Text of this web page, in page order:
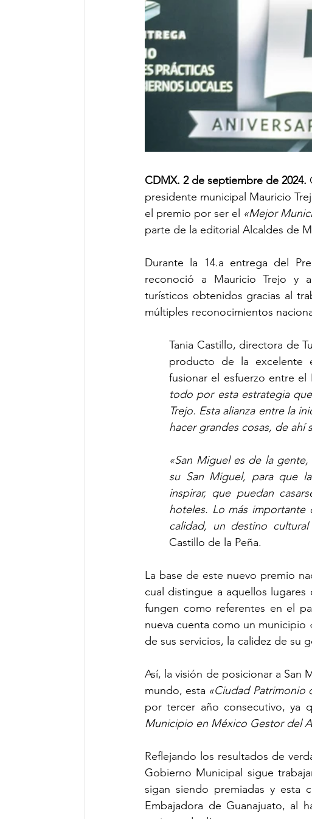
CDMX. 2 de septiembre de 2024.
presidente municipal Mauricio
el premio por ser el «Mejor
parte de la editorial Alcaldes de
Durante la 14.a entrega del
reconoció a Mauricio Trejo y
turísticos obtenidos gracias al
múltiples reconocimientos
Tania Castillo, directora de
producto de la excelente
fusionar el esfuerzo entre
todo por esta estrategia
Trejo. Esta alianza entre la
hacer grandes cosas, de ahí
«San Miguel es de la
su San Miguel, para que
inspirar, que puedan
hoteles. Lo más
calidad, un destino
Castillo de la Peña.
La base de este nuevo premio
cual distingue a aquellos
fungen como referentes en el
nueva cuenta como un municipio
de sus servicios, la calidez de su
Así, la visión de posicionar a San
mundo, esta «Ciudad Patrimonio
por tercer año consecutivo, ya
Municipio en México Gestor del
Reflejando los resultados de
Gobierno Municipal sigue
sigan siendo premiadas y esta
Embajadora de Guanajuato, al